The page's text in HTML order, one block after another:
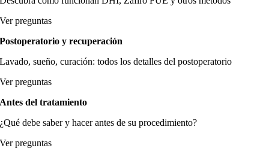
Ver preguntas
Postoperatorio y recuperación
Lavado, sueño, curación: todos los detalles del postoperatorio
Ver preguntas
Antes del tratamiento
¿Qué debe saber y hacer antes de su procedimiento?
Ver preguntas